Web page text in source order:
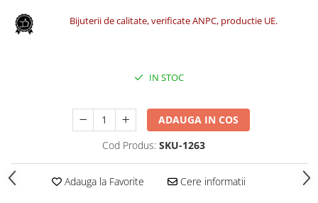
Bijuterii de calitate, verificate ANPC, productie UE.
IN STOC
ADAUGA IN COS
Cod Produs: SKU-1263
Adauga la Favorite Cere informatii